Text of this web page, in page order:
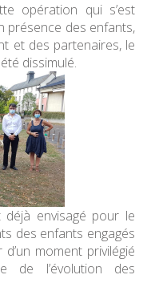
opération qui s’est
présence des enfants,
et des partenaires, le
dissimulé.
déjà envisagé pour le
des enfants engagés
moment privilégié
de l’évolution des